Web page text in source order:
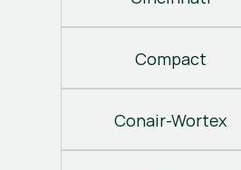
Compact
Conair-Wortex